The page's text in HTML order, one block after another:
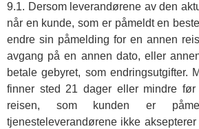
9.1. Dersom leverandørene av den
når en kunde, som er påmeldt en
endre sin påmelding for en annen
avgang på en annen dato, eller
betale gebyret, som endringsutgifter.
finner sted 21 dager eller mindre før
reisen, som kunden er
tjenesteleverandørene ikke